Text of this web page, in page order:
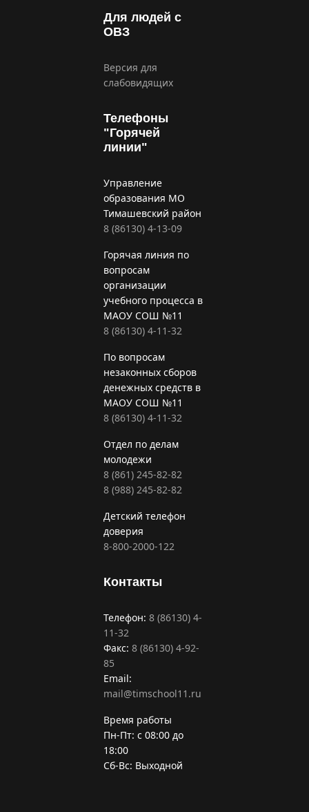
Для людей с
ОВЗ
Версия для
слабовидящих
Телефоны
"Горячей
линии"
Управление
образования МО
Тимашевский район
8 (86130) 4-13-09
Горячая линия по
вопросам
организации
учебного процесса в
МАОУ СОШ №11
8 (86130) 4-11-32
По вопросам
незаконных сборов
денежных средств в
МАОУ СОШ №11
8 (86130) 4-11-32
Отдел по делам
молодежи
8 (861) 245-82-82
8 (988) 245-82-82
Детский телефон
доверия
8-800-2000-122
Контакты
Телефон: 8 (86130) 4-
11-32
Факс: 8 (86130) 4-92-
85
Email:
mail@timschool11.ru
Время работы
Пн-Пт: с 08:00 до
18:00
Сб-Вс: Выходной